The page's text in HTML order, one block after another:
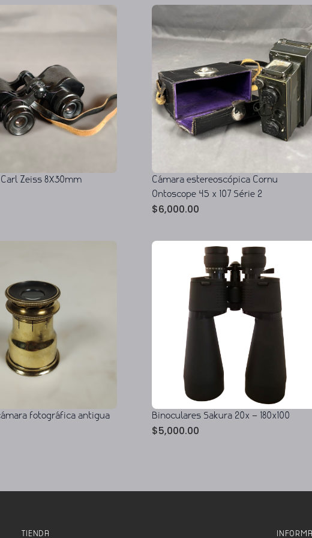
Zeiss 8X30mm
Cámara estereoscópica Cornu
Ontoscope 45 x 107 Série 2
$6,000.00
fotográfica antigua Binoculares Sakura 20x – 180x100
$5,000.00
TIENDA